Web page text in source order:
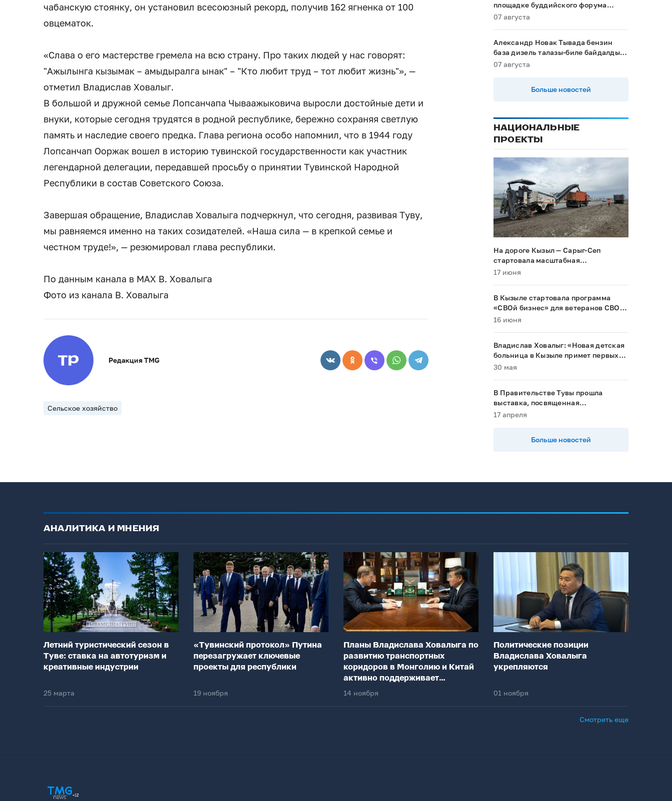
чабанскую стоянку, он установил всесоюзный рекорд, получив 162 ягненка от 100
овцематок.
«Слава о его мастерстве гремела на всю страну. Про таких людей у нас говорят:
"Ажылынга кызымак – амыдыралга ынак" – "Кто любит труд – тот любит жизнь"», —
отметил Владислав Ховалыг.
В большой и дружной семье Лопсанчапа Чываажыковича выросли достойные дети и
внуки, которые сегодня трудятся в родной республике, бережно сохраняя светлую
память и наследие своего предка. Глава региона особо напомнил, что в 1944 году
Лопсанчап Ооржак вошел в историю тувинской государственности как участник
легендарной делегации, передавшей просьбу о принятии Тувинской Народной
Республики в состав Советского Союза.
Завершая обращение, Владислав Ховалыга подчеркнул, что сегодня, развивая Туву,
мы равняемся именно на таких созидателей. «Наша сила — в крепкой семье и
честном труде!», — резюмировал глава республики.
По данным канала в МАХ В. Ховалыга
Фото из канала В. Ховалыга
Редакция TMG
Сельское хозяйство
площадке буддийского форума
будет обеспечен строгий контроль
07 августа
Александр Новак Тывада бензин
база дизель талазы-биле байдалды
хыналдада алган
07 августа
Больше новостей
НАЦИОНАЛЬНЫЕ
ПРОЕКТЫ
На дороге Кызыл — Сарыг-Сеп
стартовала масштабная
реконструкция
17 июня
В Кызыле стартовала программа
«СВОй бизнес» для ветеранов СВО и
их семей
16 июня
Владислав Ховалыг: «Новая детская
больница в Кызыле примет первых
пациентов в 2028 году»
30 мая
В Правительстве Тувы прошла
выставка, посвященная
национальным проектам
17 апреля
Больше новостей
АНАЛИТИКА И МНЕНИЯ
Летний туристический сезон в
Туве: ставка на автотуризм и
креативные индустрии
25 марта
«Тувинский протокол» Путина
перезагружает ключевые
проекты для республики
19 ноября
Планы Владислава Ховалыга по
развитию транспортных
коридоров в Монголию и Китай
активно поддерживает
федеральный центр
14 ноября
Политические позиции
Владислава Ховалыга
укрепляются
01 ноября
Смотреть еще